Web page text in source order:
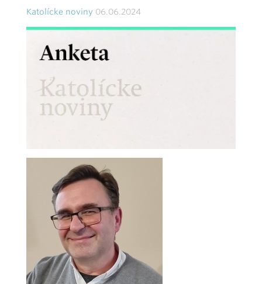
Katolícke noviny 06.06.2024